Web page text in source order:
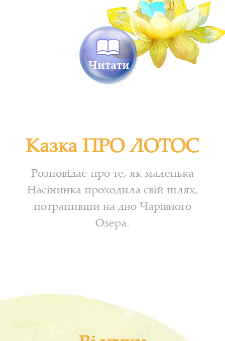
Читати
Казка ПРО ЛОТОС
Розповідає про те, як маленька
Насінинка проходила свій шлях,
потрапивши на дно Чарівного
Озера.